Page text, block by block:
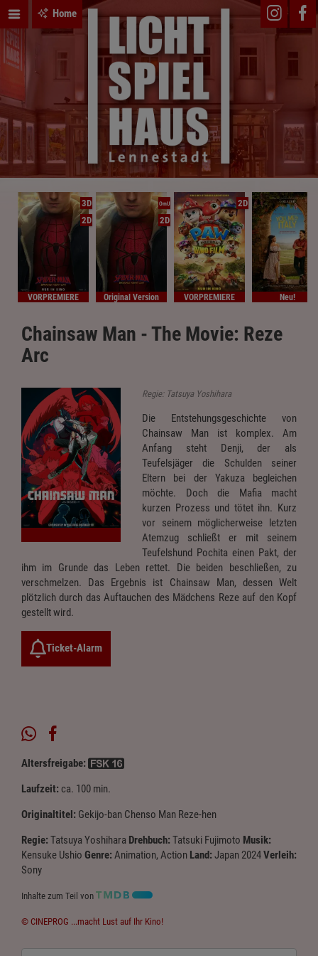
Home
3D
2D
VORPREMIERE
OmU
2D
Original Version
2D
VORPREMIERE Neu!
Chainsaw Man - The Movie: Reze
Arc
Regie: Tatsuya Yoshihara
Die Entstehungsgeschichte von
Chainsaw Man ist komplex. Am
Anfang steht Denji, der als
Teufelsjäger die Schulden seiner
Eltern bei der Yakuza begleichen
möchte. Doch die Mafia macht
kurzen Prozess und tötet ihn. Kurz
vor seinem möglicherweise letzten
Atemzug schließt er mit seinem
Teufelshund Pochita einen Pakt, der
ihm im Grunde das Leben rettet. Die beiden beschließen, zu
verschmelzen. Das Ergebnis ist Chainsaw Man, dessen Welt
plötzlich durch das Auftauchen des Mädchens Reze auf den Kopf
gestellt wird.
Ticket-Alarm
Altersfreigabe:
Laufzeit: ca. 100 min.
Originaltitel: Gekijo-ban Chenso Man Reze-hen
Regie: Tatsuya Yoshihara Drehbuch: Tatsuki Fujimoto Musik:
Kensuke Ushio Genre: Animation, Action Land: Japan 2024Verleih:
Sony
Inhalte zum Teil von
© CINEPROG ...macht Lust auf Ihr Kino!